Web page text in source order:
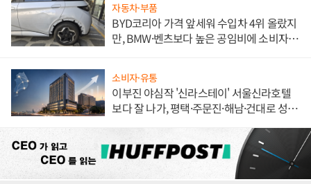
자동차·부품
BYD코리아 가격 앞세워 수입차 4위 올랐지
만, BMW·벤츠보다 높은 공임비에 소비자
소비자·유통
이부진 야심작 '신라스테이' 서울신라호텔
보다 잘 나가, 평택·주문진·해남·건대로 성